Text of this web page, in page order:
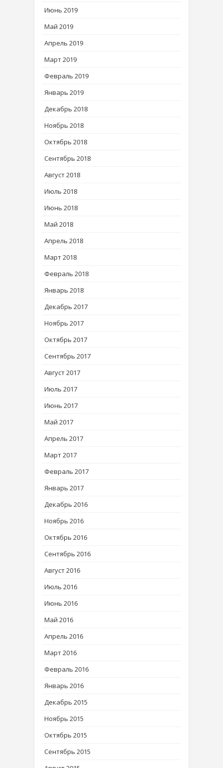
Июнь 2019
Май 2019
Апрель 2019
Март 2019
Февраль 2019
Январь 2019
Декабрь 2018
Ноябрь 2018
Октябрь 2018
Сентябрь 2018
Август 2018
Июль 2018
Июнь 2018
Май 2018
Апрель 2018
Март 2018
Февраль 2018
Январь 2018
Декабрь 2017
Ноябрь 2017
Октябрь 2017
Сентябрь 2017
Август 2017
Июль 2017
Июнь 2017
Май 2017
Апрель 2017
Март 2017
Февраль 2017
Январь 2017
Декабрь 2016
Ноябрь 2016
Октябрь 2016
Сентябрь 2016
Август 2016
Июль 2016
Июнь 2016
Май 2016
Апрель 2016
Март 2016
Февраль 2016
Январь 2016
Декабрь 2015
Ноябрь 2015
Октябрь 2015
Сентябрь 2015